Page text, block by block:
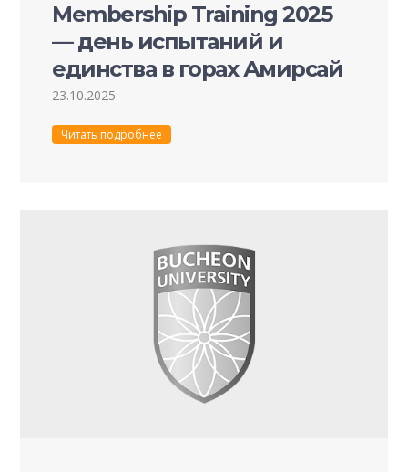
Membership Training 2025
— день испытаний и
единства в горах Амирсай
23.10.2025
Читать подробнее